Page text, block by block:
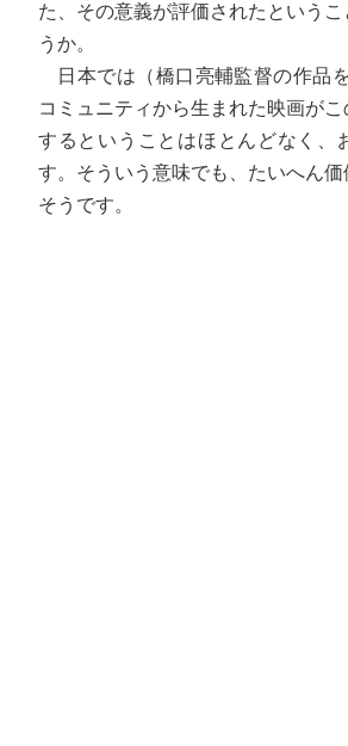
た、その意義が評価されたというこ
うか。
日本では（橋口亮輔監督の作品
コミュニティから生まれた映画が
するということはほとんどなく、
す。そういう意味でも、たいへん価
そうです。